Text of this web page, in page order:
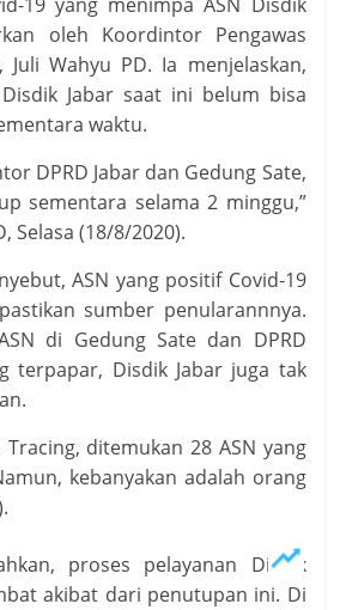
oleh Koordintor Pengawas
Juli Wahyu PD. Ia menjelaskan,
Jabar saat ini belum bisa
waktu.
DPRD Jabar dan Gedung Sate,
sementara selama 2 minggu,”
Selasa (18/8/2020).
ASN yang positif Covid-19
sumber penularannnya.
di Gedung Sate dan DPRD
terpapar, Disdik Jabar juga tak
ditemukan 28 ASN yang
kebanyakan adalah orang
proses pelayanan Disdik
akibat dari penutupan ini. Di